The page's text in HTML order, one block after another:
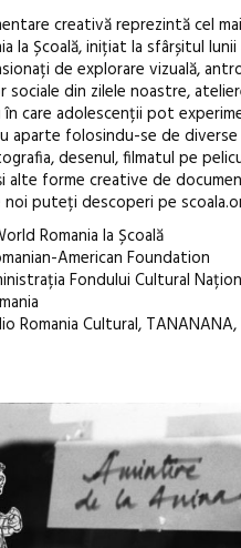
creativă reprezintă cel
la Școală, inițiat la sfârșitul
de explorare vizuală,
sociale din zilele noastre,
care adolescenții pot
aparte folosindu-se de
desenul, filmatul pe
alte forme creative de
puteți descoperi pe
Romania la Școală
American Foundation
Fondului Cultural
Romania Cultural,